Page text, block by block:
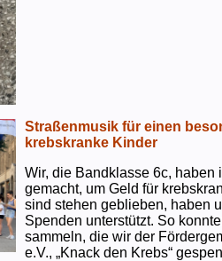
Straßenmusik für einen
krebskranke Kinder
Wir, die Bandklasse 6c, haben
gemacht, um Geld für
sind stehen geblieben, haben
Spenden unterstützt. So
sammeln, die wir der
e.V., „Knack den Krebs“